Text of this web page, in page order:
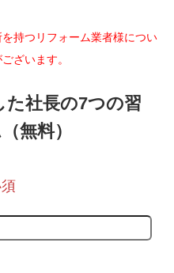
持つリフォーム業者様につい
ざいます。
た社長の7つの習
無料）